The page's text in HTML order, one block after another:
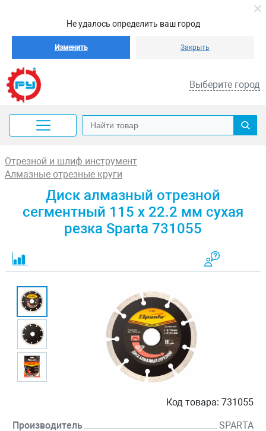
Не удалось определить ваш город
Изменить Закрыть
Выберите город
Отрезной и шлиф инструмент
Алмазные отрезные круги
Диск алмазный отрезной
сегментный 115 х 22.2 мм сухая
резка Sparta 731055
Код товара: 731055
Производитель SPARTA